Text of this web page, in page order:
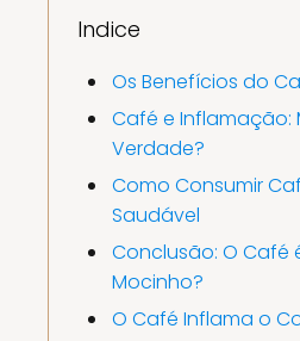
Indice
Os Benefícios do
Café e Inflamação:
Verdade?
Como Consumir
Saudável
Conclusão: O Café
Mocinho?
O Café Inflama o